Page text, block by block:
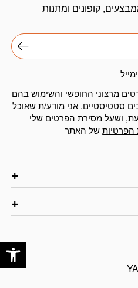
קופונים ומתנות
מרצוני החופשי והשימוש בהם
סטטיסטיים. אני מודע/ת שאוכל
ושעל מסירת הפרטים שלי
הפרטיותשל האתר